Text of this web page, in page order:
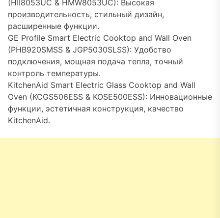
(HII8053UC & HMW8053UC): Высокая
производительность, стильный дизайн,
расширенные функции.
GE Profile Smart Electric Cooktop and Wall Oven
(PHB920SMSS & JGP5030SLSS): Удобство
подключения, мощная подача тепла, точный
контроль температуры.
KitchenAid Smart Electric Glass Cooktop and Wall
Oven (KCGS506ESS & KOSE500ESS): Инновационные
функции, эстетичная конструкция, качество
KitchenAid.